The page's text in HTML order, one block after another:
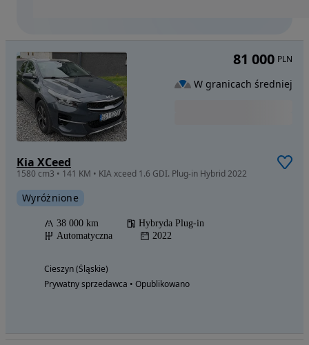
Kia XCeed
1580 cm3 • 141 KM • KIA xceed 1.6 GDI. Plug-in Hybrid 2022
Wyróżnione
38 000 km
Hybryda Plug-in
Automatyczna
2022
Cieszyn (Śląskie)
Prywatny sprzedawca • Opublikowano
81 000 PLN
W granicach średniej